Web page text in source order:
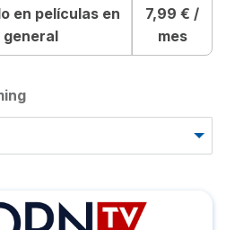
en películas en
general
7,99 € /
mes